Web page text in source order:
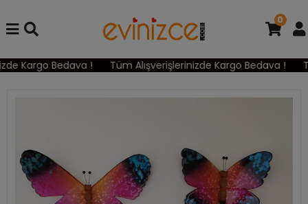
Kargo Bedava ! Tüm Alışverişlerinizde Kargo Bedava !
0